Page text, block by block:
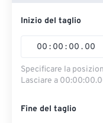
Inizio del taglio
00 : 00 : 00 . 00
Specificare la
Lasciare a
Fine del taglio